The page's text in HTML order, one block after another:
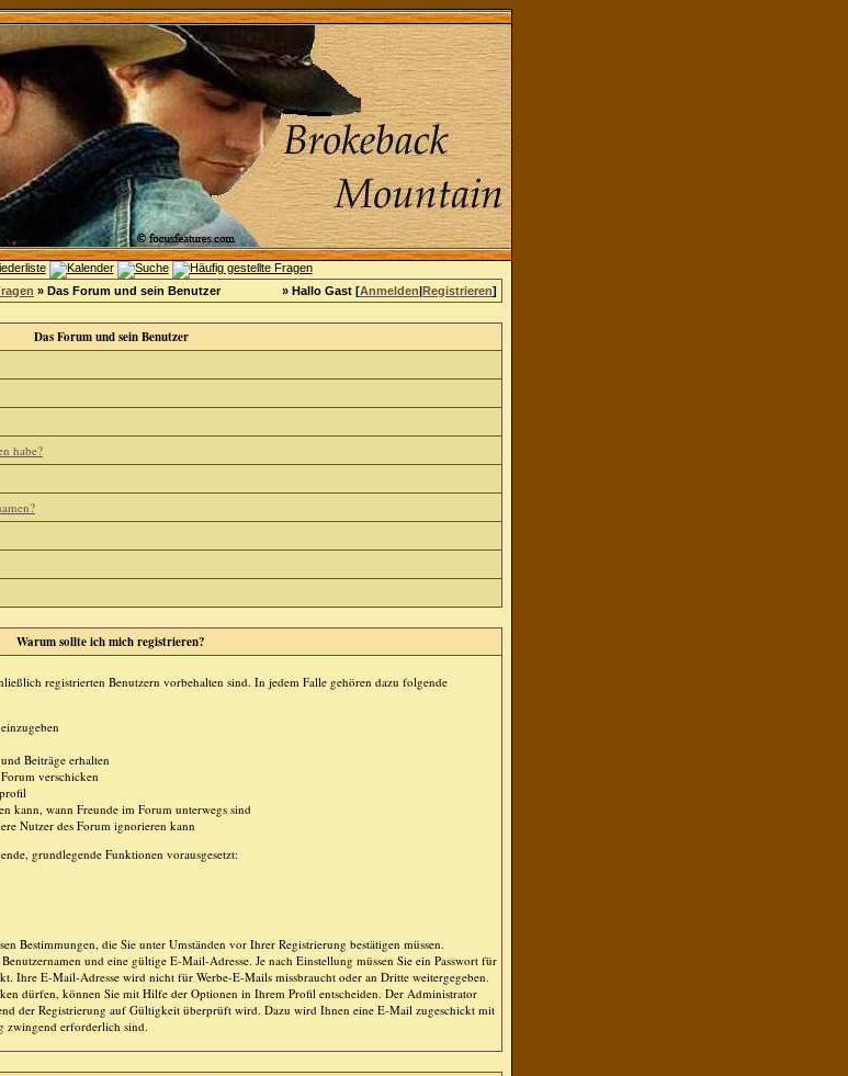
» Das Forum und sein Benutzer » Hallo Gast [Anmelden|Registrieren]
Das Forum und sein Benutzer
habe?
Warum sollte ich mich registrieren?
registrierten Benutzern vorbehalten sind. In jedem Falle gehören dazu folgende
Beiträge erhalten
verschicken
kann, wann Freunde im Forum unterwegs sind
Nutzer des Forum ignorieren kann
grundlegende Funktionen vorausgesetzt:
Bestimmungen, die Sie unter Umständen vor Ihrer Registrierung bestätigen müssen.
und eine gültige E-Mail-Adresse. Je nach Einstellung müssen Sie ein Passwort für
Ihre E-Mail-Adresse wird nicht für Werbe-E-Mails missbraucht oder an Dritte weitergegeben.
dürfen, können Sie mit Hilfe der Optionen in Ihrem Profil entscheiden. Der Administrator
der Registrierung auf Gültigkeit überprüft wird. Dazu wird Ihnen eine E-Mail zugeschickt mit
zwingend erforderlich sind.